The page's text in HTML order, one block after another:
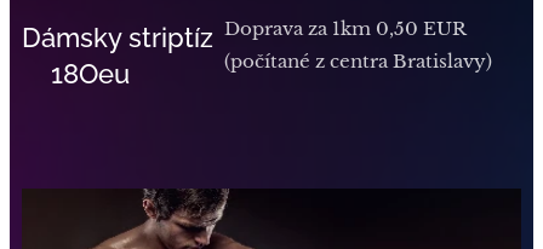
Dámsky striptíz
18Oeu
Doprava za 1km 0,50 EUR
(počítané z centra Bratislavy)